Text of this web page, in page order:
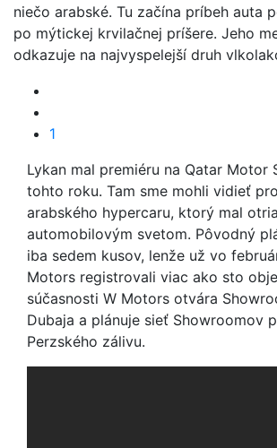
niečo arabské. Tu začína príbeh auta
po mýtickej krvilačnej príšere. Jeho
odkazuje na najvyspelejší druh
1
Lykan mal premiéru na Qatar Motor
tohto roku. Tam sme mohli vidieť
arabského hypercaru, ktorý mal
automobilovým svetom. Pôvodný
iba sedem kusov, lenže už vo
Motors registrovali viac ako sto
súčasnosti W Motors otvára
Dubaja a plánuje sieť Showroomov
Perzského zálivu.